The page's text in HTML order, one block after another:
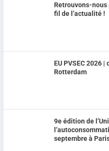
Retrouvons-
fil de l’actualité !
EU PVSEC 2026
Rotterdam
9e édition de
septembre à